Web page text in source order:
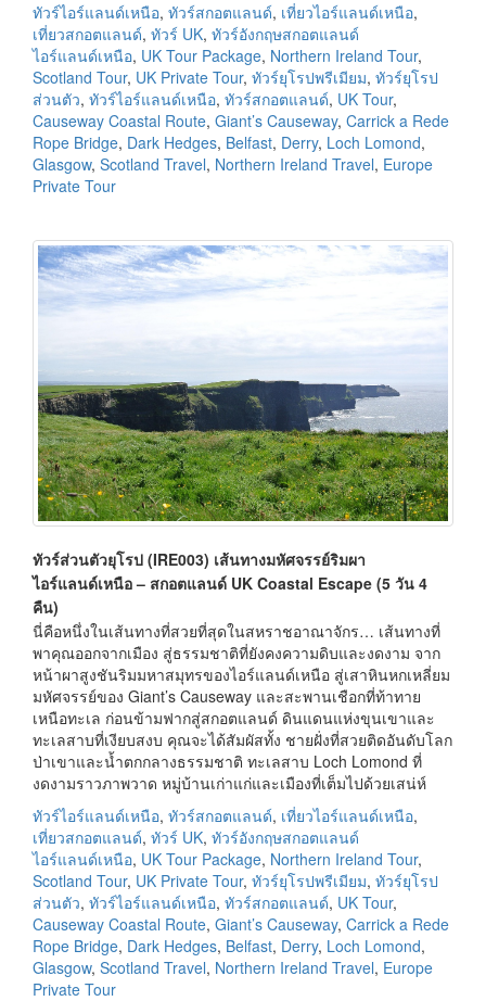
ทัวร์ไอร์แลนด์เหนือ, ทัวร์สกอตแลนด์, เที่ยวไอร์แลนด์เหนือ,
เที่ยวสกอตแลนด์, ทัวร์ UK, ทัวร์อังกฤษสกอตแลนด์
ไอร์แลนด์เหนือ, UK Tour Package, Northern Ireland Tour,
Scotland Tour, UK Private Tour, ทัวร์ยุโรปพรีเมียม, ทัวร์ยุโรป
ส่วนตัว, ทัวร์ไอร์แลนด์เหนือ, ทัวร์สกอตแลนด์, UK Tour,
Causeway Coastal Route, Giant’s Causeway, Carrick a Rede
Rope Bridge, Dark Hedges, Belfast, Derry, Loch Lomond,
Glasgow, Scotland Travel, Northern Ireland Travel, Europe
Private Tour
ทัวร์ส่วนตัวยุโรป (IRE003) เส้นทางมหัศจรรย์ริมผา
ไอร์แลนด์เหนือ – สกอตแลนด์ UK Coastal Escape (5 วัน 4
คืน)
นี่คือหนึ่งในเส้นทางที่สวยที่สุดในสหราชอาณาจักร… เส้นทางที่
พาคุณออกจากเมือง สู่ธรรมชาติที่ยังคงความดิบและงดงาม จาก
หน้าผาสูงชันริมมหาสมุทรของไอร์แลนด์เหนือ สู่เสาหินหกเหลี่ยม
มหัศจรรย์ของ Giant’s Causeway และสะพานเชือกที่ท้าทาย
เหนือทะเล ก่อนข้ามฟากสู่สกอตแลนด์ ดินแดนแห่งขุนเขาและ
ทะเลสาบที่เงียบสงบ คุณจะได้สัมผัสทั้ง ชายฝั่งที่สวยติดอันดับโลก
ป่าเขาและน้ำตกกลางธรรมชาติ ทะเลสาบ Loch Lomond ที่
งดงามราวภาพวาด หมู่บ้านเก่าแก่และเมืองที่เต็มไปด้วยเสน่ห์
ทัวร์ไอร์แลนด์เหนือ, ทัวร์สกอตแลนด์, เที่ยวไอร์แลนด์เหนือ,
เที่ยวสกอตแลนด์, ทัวร์ UK, ทัวร์อังกฤษสกอตแลนด์
ไอร์แลนด์เหนือ, UK Tour Package, Northern Ireland Tour,
Scotland Tour, UK Private Tour, ทัวร์ยุโรปพรีเมียม, ทัวร์ยุโรป
ส่วนตัว, ทัวร์ไอร์แลนด์เหนือ, ทัวร์สกอตแลนด์, UK Tour,
Causeway Coastal Route, Giant’s Causeway, Carrick a Rede
Rope Bridge, Dark Hedges, Belfast, Derry, Loch Lomond,
Glasgow, Scotland Travel, Northern Ireland Travel, Europe
Private Tour